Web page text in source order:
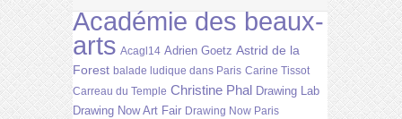
Académie des beaux-
arts Acagl14 Adrien Goetz Astrid de la
Forest balade ludique dans Paris Carine Tissot
Carreau du Temple Christine Phal Drawing Lab
Drawing Now Art Fair Drawing Now Paris